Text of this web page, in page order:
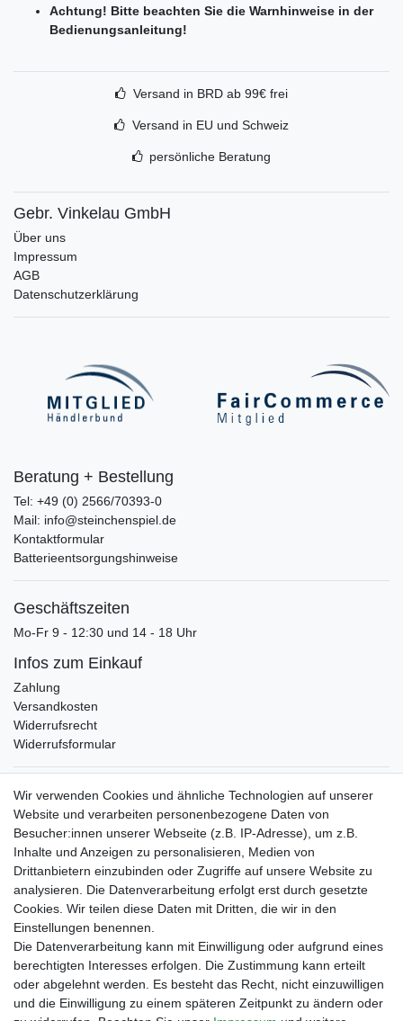
Achtung! Bitte beachten Sie die Warnhinweise in der
Bedienungsanleitung!
Versand in BRD ab 99€ frei
Versand in EU und Schweiz
persönliche Beratung
Gebr. Vinkelau GmbH
Über uns
Impressum
AGB
Datenschutzerklärung
Beratung + Bestellung
Tel: +49 (0) 2566/70393-0
Mail: info@steinchenspiel.de
Kontaktformular
Batterieentsorgungshinweise
Geschäftszeiten
Mo-Fr 9 - 12:30 und 14 - 18 Uhr
Infos zum Einkauf
Zahlung
Versandkosten
Widerrufsrecht
Widerrufsformular
Verpackungslizenz
bei der Landbell AG
Zahlungsarten
Vorabüberweisung
Rechnungskauf
Zahlung bei Abholung
PayPal (inkl. Kreditkarten)
Wir verwenden Cookies und ähnliche Technologien auf unserer
Website und verarbeiten personenbezogene Daten von
Besucher:innen unserer Webseite (z.B. IP-Adresse), um z.B.
Inhalte und Anzeigen zu personalisieren, Medien von
Drittanbietern einzubinden oder Zugriffe auf unsere Website zu
analysieren. Die Datenverarbeitung erfolgt erst durch gesetzte
Cookies. Wir teilen diese Daten mit Dritten, die wir in den
Einstellungen benennen.
Die Datenverarbeitung kann mit Einwilligung oder aufgrund eines
berechtigten Interesses erfolgen. Die Zustimmung kann erteilt
oder abgelehnt werden. Es besteht das Recht, nicht einzuwilligen
und die Einwilligung zu einem späteren Zeitpunkt zu ändern oder